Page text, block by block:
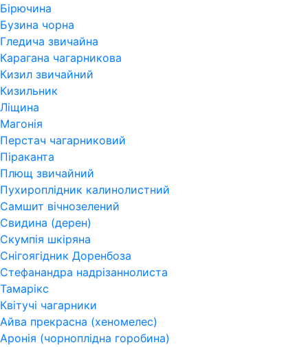
Бірючина
Бузина чорна
Гледича звичайна
Карагана чагарникова
Кизил звичайний
Кизильник
Ліщина
Магонія
Перстач чагарниковий
Піраканта
Плющ звичайний
Пухироплідник калинолистний
Самшит вічнозелений
Свидина (дерен)
Скумпія шкіряна
Снігоягідник Доренбоза
Стефанандра надрізаннолиста
Тамарікс
Квітучі чагарники
Айва прекрасна (хеномелес)
Аронія (чорноплідна горобина)